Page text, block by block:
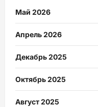
Май 2026
Апрель 2026
Декабрь 2025
Октябрь 2025
Август 2025